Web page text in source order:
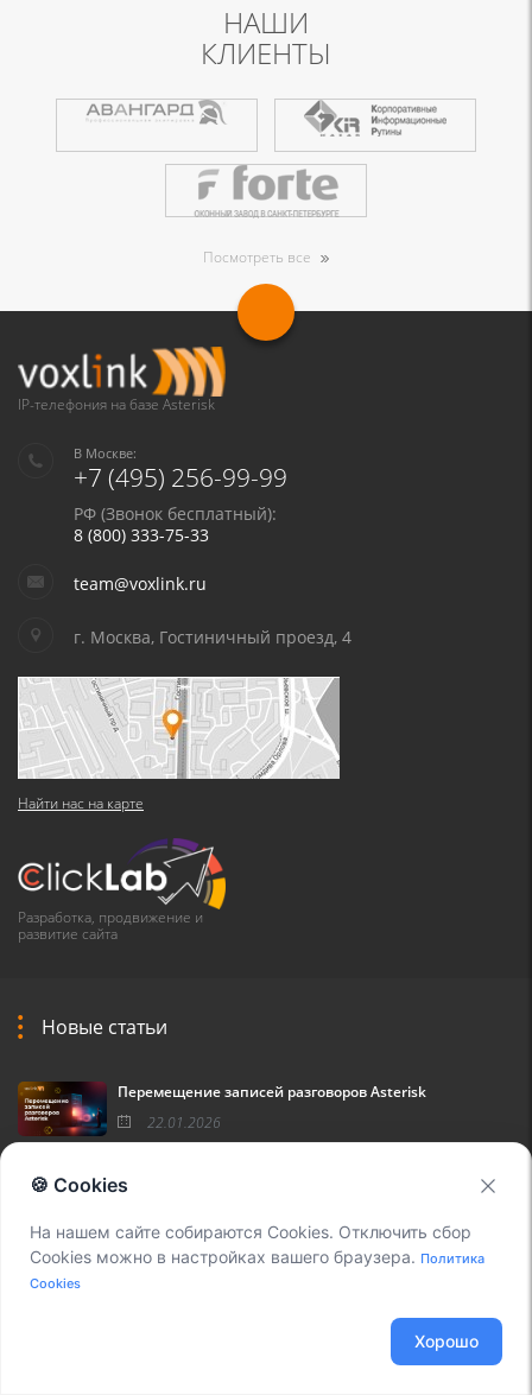
НАШИ
КЛИЕНТЫ
Посмотреть все
IP-телефония на базе Asterisk
В Москве:
+7 (495) 256-99-99
РФ (Звонок бесплатный):
8 (800) 333-75-33
team@voxlink.ru
г. Москва, Гостиничный проезд, 4
Найти нас на карте
Разработка, продвижение и
развитие сайта
Новые статьи
Перемещение записей разговоров Asterisk
22.01.2026
Интеграция VoxDistro и системы аналитики IMOTIO
🍪 Cookies
На нашем сайте собираются Cookies. Отключить сбор
Cookies можно в настройках вашего браузера. Политика
Cookies
Хорошо